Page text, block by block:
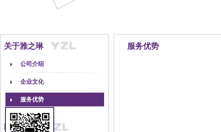
关于雅之琳
公司介绍
企业文化
服务优势
联系方式
服务优势